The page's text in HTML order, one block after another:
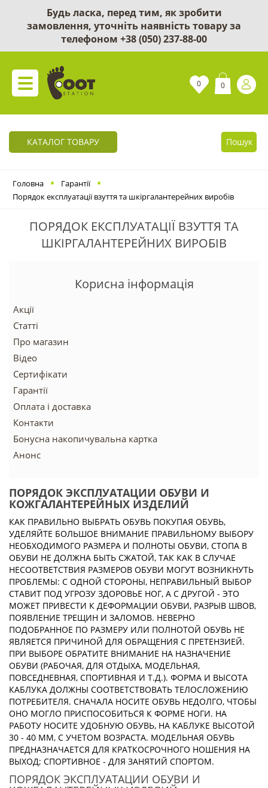
Будь ласка, перед тим, як зробити
замовлення, уточніть наявність товару за
телефоном +38 (050) 237-88-00
0 0
КАТАЛОГ ТОВАРУ Пошук
Головна
Гарантії
Порядок експлуатації взуття та шкіргалантерейних виробів
ПОРЯДОК ЕКСПЛУАТАЦІЇ ВЗУТТЯ ТА
ШКІРГАЛАНТЕРЕЙНИХ ВИРОБІВ
Корисна інформація
Акції
Статті
Про магазин
Відео
Сертифікати
Гарантії
Оплата і доставка
Контакти
Бонусна накопичувальна картка
Анонс
ПОРЯДОК ЭКСПЛУАТАЦИИ ОБУВИ И
КОЖГАЛАНТЕРЕЙНЫХ ИЗДЕЛИЙ
КАК ПРАВИЛЬНО ВЫБРАТЬ ОБУВЬ ПОКУПАЯ ОБУВЬ,
УДЕЛЯЙТЕ БОЛЬШОЕ ВНИМАНИЕ ПРАВИЛЬНОМУ ВЫБОРУ
НЕОБХОДИМОГО РАЗМЕРА И ПОЛНОТЫ ОБУВИ, СТОПА В
ОБУВИ НЕ ДОЛЖНА БЫТЬ СЖАТОЙ, ТАК КАК В СЛУЧАЕ
НЕСООТВЕТСТВИЯ РАЗМЕРОВ ОБУВИ МОГУТ ВОЗНИКНУТЬ
ПРОБЛЕМЫ: С ОДНОЙ СТОРОНЫ, НЕПРАВИЛЬНЫЙ ВЫБОР
СТАВИТ ПОД УГРОЗУ ЗДОРОВЬЕ НОГ, А С ДРУГОЙ - ЭТО
МОЖЕТ ПРИВЕСТИ К ДЕФОРМАЦИИ ОБУВИ, РАЗРЫВ ШВОВ,
ПОЯВЛЕНИЕ ТРЕЩИН И ЗАЛОМОВ. НЕВЕРНО
ПОДОБРАННОЕ ПО РАЗМЕРУ ИЛИ ПОЛНОТОЙ ОБУВЬ НЕ
ЯВЛЯЕТСЯ ПРИЧИНОЙ ДЛЯ ОБРАЩЕНИЯ С ПРЕТЕНЗИЕЙ.
ПРИ ВЫБОРЕ ОБРАТИТЕ ВНИМАНИЕ НА НАЗНАЧЕНИЕ
ОБУВИ (РАБОЧАЯ, ДЛЯ ОТДЫХА, МОДЕЛЬНАЯ,
ПОВСЕДНЕВНАЯ, СПОРТИВНАЯ И Т.Д.). ФОРМА И ВЫСОТА
КАБЛУКА ДОЛЖНЫ СООТВЕТСТВОВАТЬ ТЕЛОСЛОЖЕНИЮ
ПОТРЕБИТЕЛЯ. СНАЧАЛА НОСИТЕ ОБУВЬ НЕДОЛГО, ЧТОБЫ
ОНО МОГЛО ПРИСПОСОБИТЬСЯ К ФОРМЕ НОГИ. НА
РАБОТУ НОСИТЕ УДОБНУЮ ОБУВЬ, НА КАБЛУКЕ ВЫСОТОЙ
30 - 40 ММ, С УЧЕТОМ ВОЗРАСТА. МОДЕЛЬНАЯ ОБУВЬ
ПРЕДНАЗНАЧАЕТСЯ ДЛЯ КРАТКОСРОЧНОГО НОШЕНИЯ НА
ВЫХОД; СПОРТИВНОЕ - ДЛЯ ЗАНЯТИЙ СПОРТОМ.
ПОРЯДОК ЭКСПЛУАТАЦИИ ОБУВИ И